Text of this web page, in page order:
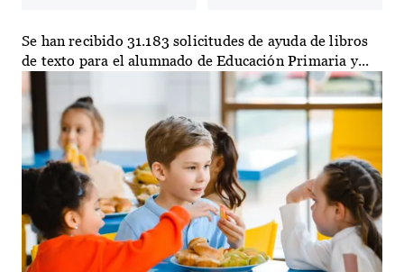
Se han recibido 31.183 solicitudes de ayuda de libros
de texto para el alumnado de Educación Primaria y...